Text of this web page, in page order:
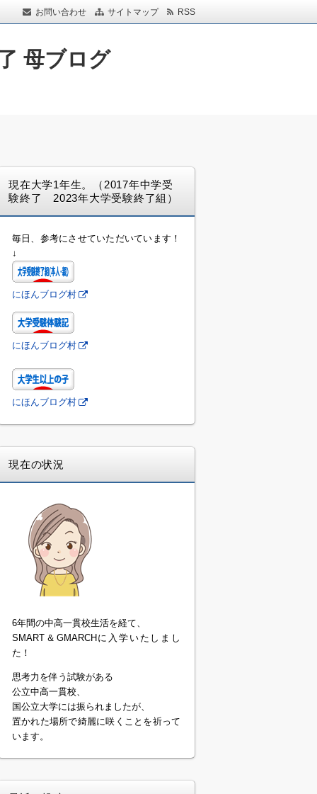
お問い合わせ サイトマップ RSS
母ブログ
現在大学1年生。（2017年中学受
験終了 2023年大学受験終了組）
毎日、参考にさせていただいています！
↓
にほんブログ村
にほんブログ村
にほんブログ村
現在の状況
6年間の中高一貫校生活を経て、
SMART＆GMARCHに入学いたしまし
た！
思考力を伴う試験がある
公立中高一貫校、
国公立大学には振られましたが、
置かれた場所で綺麗に咲くことを祈って
います。